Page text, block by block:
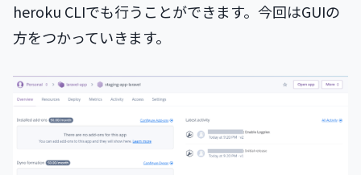
heroku CLIでも行うことができます。今回はGUIの
方をつかっていきます。